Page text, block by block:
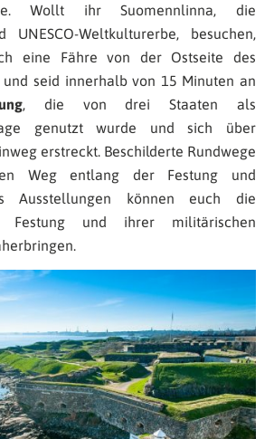
Wollt ihr Suomennlinna, die
UNESCO-Weltkulturerbe, besuchen,
eine Fähre von der Ostseite des
seid innerhalb von 15 Minuten an
, die von drei Staaten als
genutzt wurde und sich über
erstreckt. Beschilderte Rundwege
Weg entlang der Festung und
Ausstellungen können euch die
Festung und ihrer militärischen